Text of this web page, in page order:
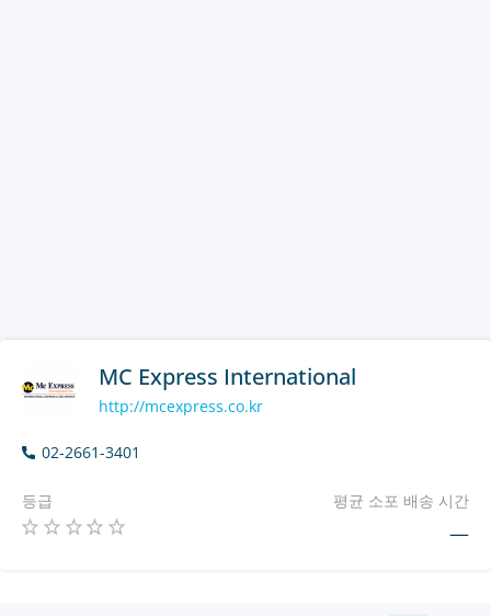
MC Express International
http://mcexpress.co.kr
02-2661-3401
등급 평균 소포 배송 시간
—